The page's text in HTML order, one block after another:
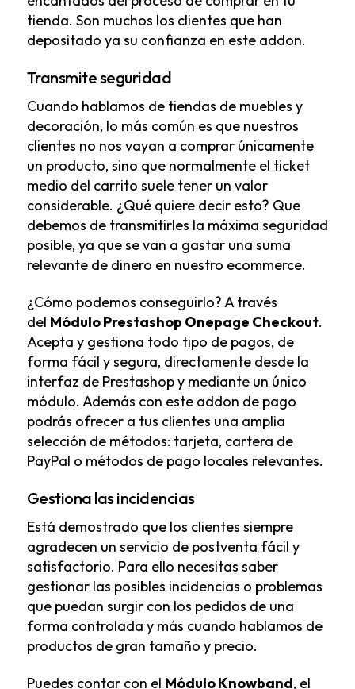
tienda. Son muchos los clientes que han
depositado ya su confianza en este addon.
Transmite seguridad
Cuando hablamos de tiendas de muebles y
decoración, lo más común es que nuestros
clientes no nos vayan a comprar únicamente
un producto, sino que normalmente el ticket
medio del carrito suele tener un valor
considerable. ¿Qué quiere decir esto? Que
debemos de transmitirles la máxima seguridad
posible, ya que se van a gastar una suma
relevante de dinero en nuestro ecommerce.
¿Cómo podemos conseguirlo? A través
del Módulo Prestashop Onepage Checkout.
Acepta y gestiona todo tipo de pagos, de
forma fácil y segura, directamente desde la
interfaz de Prestashop y mediante un único
módulo. Además con este addon de pago
podrás ofrecer a tus clientes una amplia
selección de métodos: tarjeta, cartera de
PayPal o métodos de pago locales relevantes.
Gestiona las incidencias
Está demostrado que los clientes siempre
agradecen un servicio de postventa fácil y
satisfactorio. Para ello necesitas saber
gestionar las posibles incidencias o problemas
que puedan surgir con los pedidos de una
forma controlada y más cuando hablamos de
productos de gran tamaño y precio.
Puedes contar con el Módulo Knowband, el